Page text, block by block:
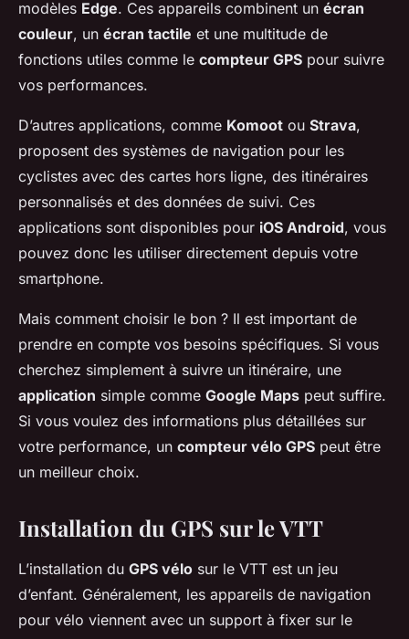
modèles Edge. Ces appareils combinent un écran
couleur, un écran tactile et une multitude de
fonctions utiles comme le compteur GPS pour suivre
vos performances.
D’autres applications, comme Komoot ou Strava,
proposent des systèmes de navigation pour les
cyclistes avec des cartes hors ligne, des itinéraires
personnalisés et des données de suivi. Ces
applications sont disponibles pour iOS Android, vous
pouvez donc les utiliser directement depuis votre
smartphone.
Mais comment choisir le bon ? Il est important de
prendre en compte vos besoins spécifiques. Si vous
cherchez simplement à suivre un itinéraire, une
application simple comme Google Maps peut suffire.
Si vous voulez des informations plus détaillées sur
votre performance, un compteur vélo GPS peut être
un meilleur choix.
Installation du GPS sur le VTT
L’installation du GPS vélo sur le VTT est un jeu
d’enfant. Généralement, les appareils de navigation
pour vélo viennent avec un support à fixer sur le